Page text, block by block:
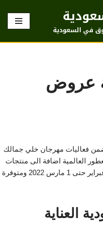
في السعودية
عروض
فعاليات مهرجان خلي جمالك
العالمية اضافة الى منتجات
العناية بالطفل , تسري العروض من 16فبراير حتى 1 مارس 2022 ومتوفرة
العناية